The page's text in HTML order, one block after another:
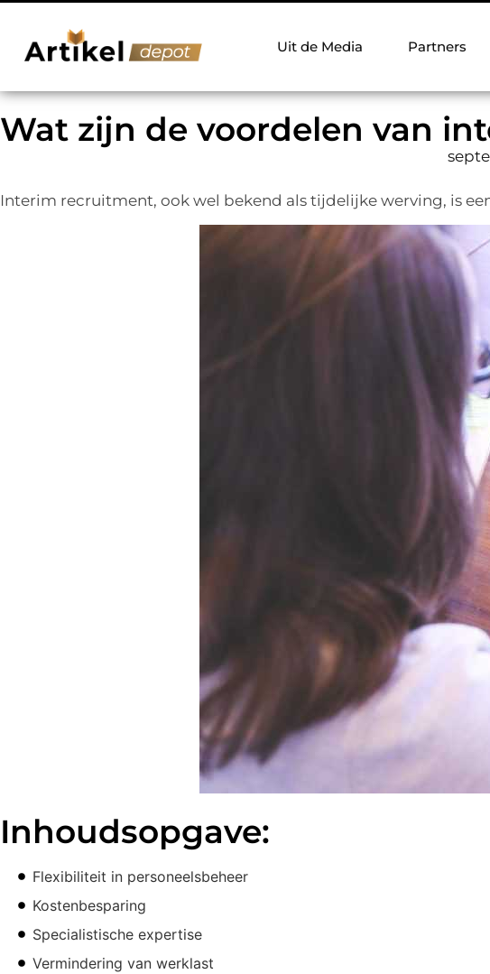
Uit de Media Partners
Wat zijn de voordelen van
Interim recruitment, ook wel bekend als tijdelijke werving, is
Inhoudsopgave:
Flexibiliteit in personeelsbeheer
Kostenbesparing
Specialistische expertise
Vermindering van werklast